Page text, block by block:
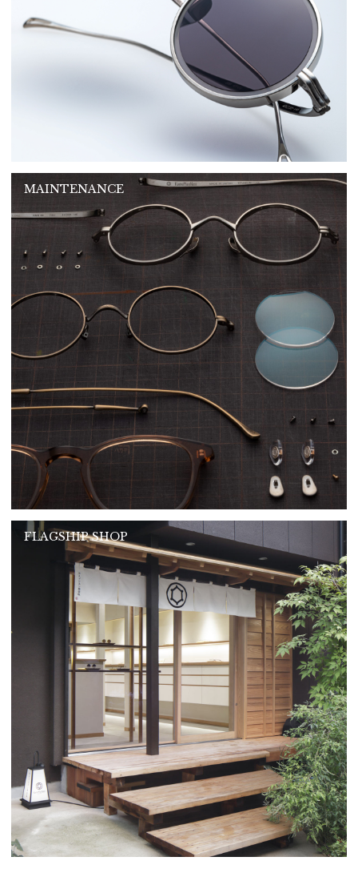
MAINTENANCE
FLAGSHIP SHOP